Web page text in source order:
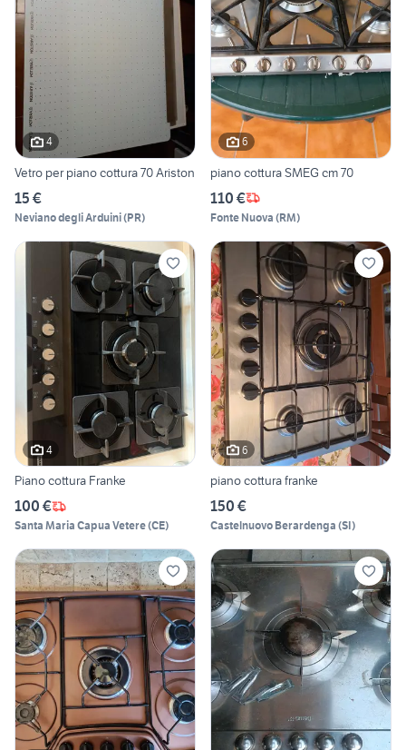
4
Vetro per piano cottura 70 Ariston
15 €
Neviano degli Arduini(PR)
6
piano cottura SMEG cm 70
110 €
Fonte Nuova (RM)
4
Piano cottura Franke
100 €
Santa Maria Capua Vetere(CE)
6
piano cottura franke
150 €
Castelnuovo Berardenga (SI)